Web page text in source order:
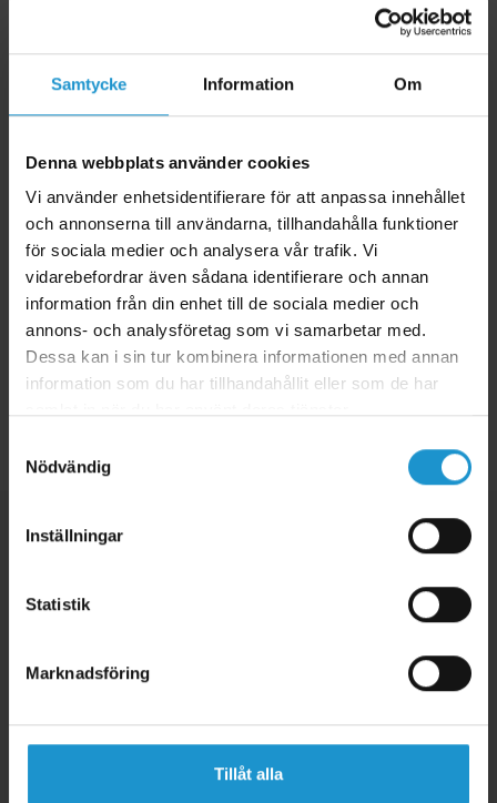
Samtycke Information Om
Denna webbplats använder cookies
Vi använder enhetsidentifierare för att anpassa innehållet
och annonserna till användarna, tillhandahålla funktioner
för sociala medier och analysera vår trafik. Vi
vidarebefordrar även sådana identifierare och annan
information från din enhet till de sociala medier och
annons- och analysföretag som vi samarbetar med.
Dessa kan i sin tur kombinera informationen med annan
information som du har tillhandahållit eller som de har
Nödvändig
Inställningar
Statistik
Marknadsföring
Tillåt alla
Förlängning till Multigrind och lekhage Elias i
naturträ
Förlängningen är 40 cm bred och passar till
Multigrind SafetyGate
Eliassom kan bli max 420 cm bred.
Man kan även använda förlängningen till att bygga en Lekhage för
barn eller hund och då rekommenderar vi att köpa 8 stycken för
lagom storlek.
Material:Trä FSC-märkt
Tillverkningsland:Tyskland